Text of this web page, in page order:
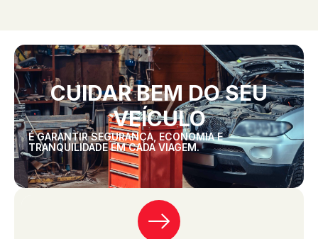
CUIDAR BEM DO SEU
VEÍCULO
É GARANTIR SEGURANÇA, ECONOMIA E
TRANQUILIDADE EM CADA VIAGEM.